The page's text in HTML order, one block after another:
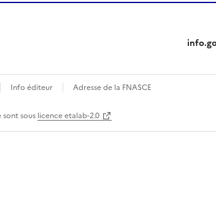
Info éditeur Adresse de la FNASCE
sous licence etalab-2.0